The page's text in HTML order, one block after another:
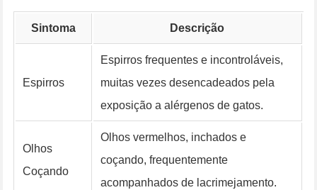
Sintoma Descrição
Espirros
Espirros frequentes e incontroláveis,
muitas vezes desencadeados pela
exposição a alérgenos de gatos.
Olhos
Coçando
Olhos vermelhos, inchados e
coçando, frequentemente
acompanhados de lacrimejamento.